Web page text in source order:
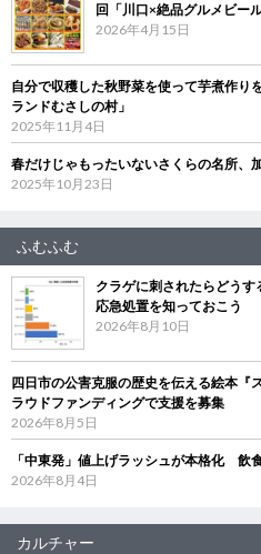
回「川口×絶品グルメビー
2026年4月15日
自分で収穫した秋野菜を使って芋煮作
ランドむさしの村」
2025年11月4日
春だけじゃもったいないさくらの名所、
2025年10月23日
ふむふむ
クラゲに刺されたらどう
応急処置を知っておこう
2026年8月10日
四日市の公害克服の歴史を伝える絵本
ラウドファンディングで支援を募集
2026年8月5日
「中東発」値上げラッシュが本格化 飲
2026年8月4日
カルチャー